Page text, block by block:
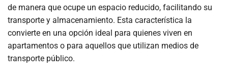
de manera que ocupe un espacio reducido, facilitando su
transporte y almacenamiento. Esta característica la
convierte en una opción ideal para quienes viven en
apartamentos o para aquellos que utilizan medios de
transporte público.